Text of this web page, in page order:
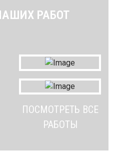
РАБОТ
ПОСМОТРЕТЬ ВСЕ
РАБОТЫ